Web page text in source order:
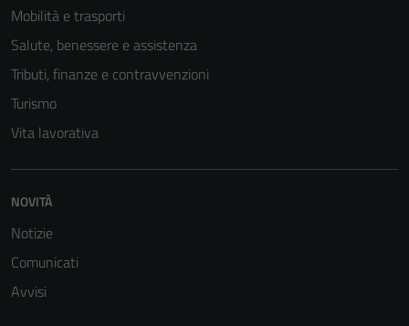
Mobilità e trasporti
Salute, benessere e assistenza
Tributi, finanze e contravvenzioni
Turismo
Vita lavorativa
NOVITÀ
Notizie
Comunicati
Avvisi